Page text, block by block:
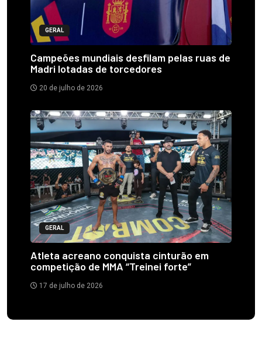
GERAL
Campeões mundiais desfilam pelas ruas de
Madri lotadas de torcedores
20 de julho de 2026
GERAL
Atleta acreano conquista cinturão em
competição de MMA “Treinei forte”
17 de julho de 2026